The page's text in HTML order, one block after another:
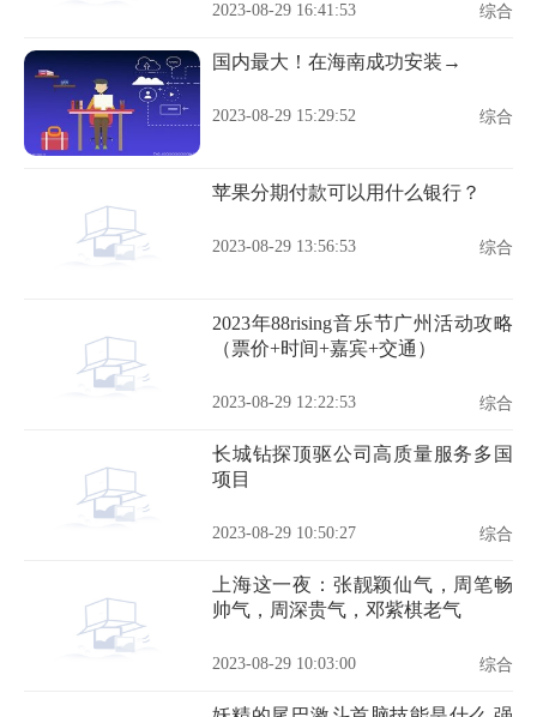
2023-08-29 16:41:53 综合
国内最大！在海南成功安装→
2023-08-29 15:29:52 综合
苹果分期付款可以用什么银行？
2023-08-29 13:56:53 综合
2023年88rising音乐节广州活动攻略
（票价+时间+嘉宾+交通）
2023-08-29 12:22:53 综合
长城钻探顶驱公司高质量服务多国
项目
2023-08-29 10:50:27 综合
上海这一夜：张靓颖仙气，周笔畅
帅气，周深贵气，邓紫棋老气
2023-08-29 10:03:00 综合